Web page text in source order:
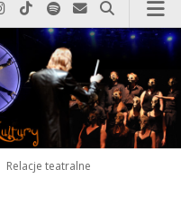
do nas zadzwoń
nas na Facebook-u
nas na X
Odwiedź nas na Instagram-ie
Odwiedź nas na TikTok-u
Szukaj nas na Spotify
Wyślij do nas
Szukaj
Relacje teatralne